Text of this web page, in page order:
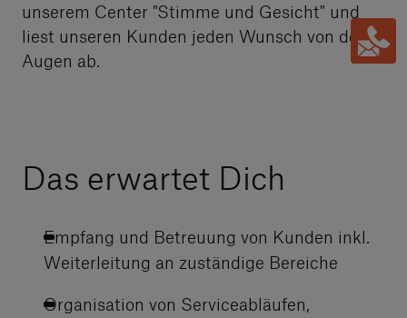
unserem Center "Stimme und Gesicht" und
liest unseren Kunden jeden Wunsch von den
Augen ab.
Das erwartet Dich
Empfang und Betreuung von Kunden inkl.
Weiterleitung an zuständige Bereiche
Organisation von Serviceabläufen,